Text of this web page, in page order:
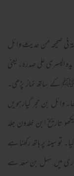
فی صحیحہ من حدیث وائل
الیسری علی صدرہ۔یعنی
کے ساتھ نماز پڑھی۔
وائل بن حجر گیارہویں
ابن خلدون جلد
پر ہاتھ رکھنا ہے
میں سہل بن سعد سے